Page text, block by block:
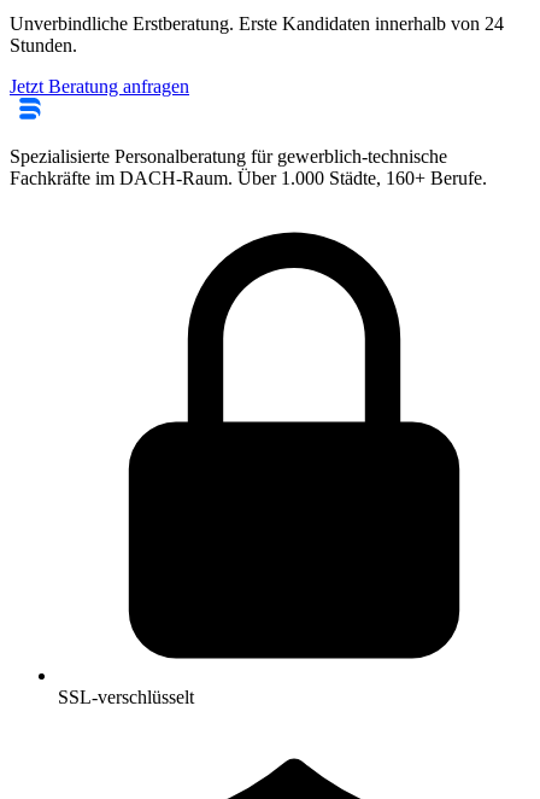
Unverbindliche Erstberatung. Erste Kandidaten innerhalb von 24
Stunden.
Jetzt Beratung anfragen
Spezialisierte Personalberatung für gewerblich-technische
Fachkräfte im DACH-Raum. Über 1.000 Städte, 160+ Berufe.
SSL-verschlüsselt